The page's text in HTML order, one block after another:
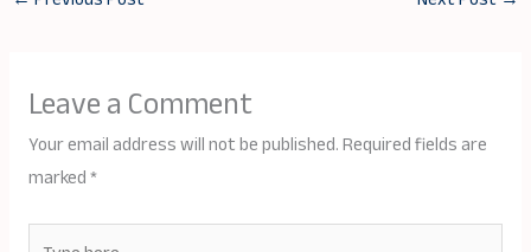
Leave a Comment
Your email address will not be published.Required fields are
marked*